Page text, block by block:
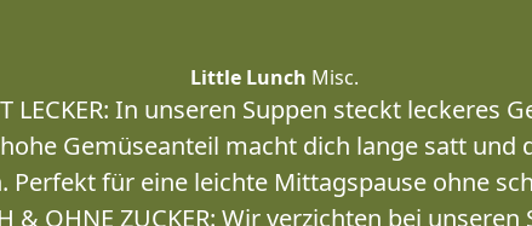
Little Lunch Misc.
LECKER: In unseren Suppen steckt leckeres
Gemüseanteil macht dich lange satt und
Perfekt für eine leichte Mittagspause ohne
& OHNE ZUCKER: Wir verzichten bei